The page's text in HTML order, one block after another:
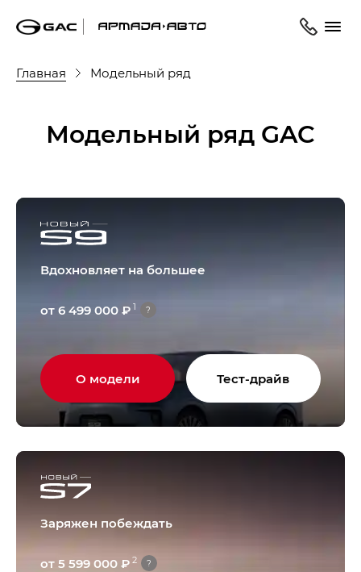
Главная Модельный ряд
Модельный ряд GAC
от 6 499 000 ₽ 1 ?
Вдохновляет на большее
О модели Тест-драйв
от 5 599 000 ₽ 2 ?
Заряжен побеждать